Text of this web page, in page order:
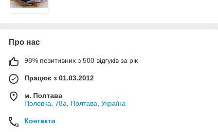
Про нас
98% позитивних з 500 відгуків за рік
Працює з 01.03.2012
м. Полтава
Половка, 78а, Полтава, Україна
Контакти